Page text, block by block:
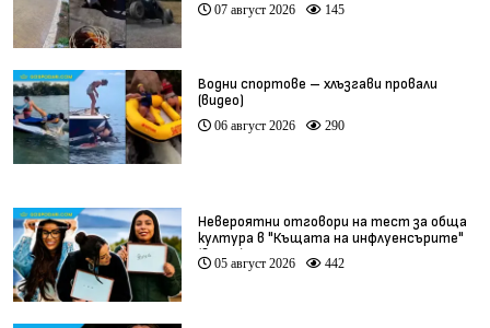
07 август 2026 145
Водни спортове – хлъзгави провали
(видео)
06 август 2026 290
Невероятни отговори на тест за обща
култура в "Къщата на инфлуенсърите"
(видео)
05 август 2026 442